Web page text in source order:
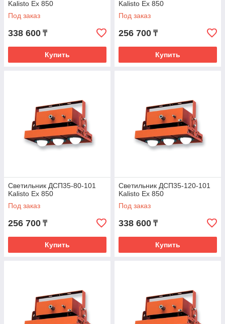
Kalisto Ex 850
Под заказ
338 600 ₸
Купить
Kalisto Ex 850
Под заказ
256 700 ₸
Купить
Светильник ДСП35-80-101
Kalisto Ex 850
Под заказ
256 700 ₸
Купить
Светильник ДСП35-120-101
Kalisto Ex 850
Под заказ
338 600 ₸
Купить